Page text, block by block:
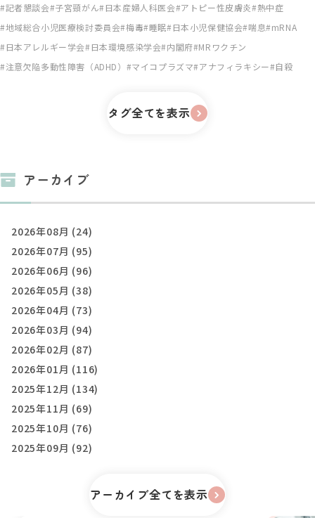
記者懇談会 子宮頸がん 日本産婦人科医会 アトピー性皮膚炎 熱中症
地域総合小児医療検討委員会 梅毒 睡眠 日本小児保健協会 喘息 mRNA
日本アレルギー学会 日本環境感染学会 内閣府 MRワクチン
注意欠陥多動性障害（ADHD）
マイコプラズマ アナフィラキシー 自殺
タグ全てを表示
アーカイブ
2026年08月 (24)
2026年07月 (95)
2026年06月 (96)
2026年05月 (38)
2026年04月 (73)
2026年03月 (94)
2026年02月 (87)
2026年01月 (116)
2025年12月 (134)
2025年11月 (69)
2025年10月 (76)
2025年09月 (92)
アーカイブ全てを表示